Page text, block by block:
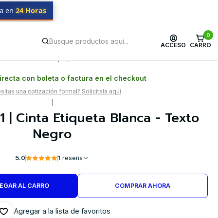
ACCESO
0
CARRO
en 24 Horas
con boleta o factura en el checkout
una cotización formal? Solicítala aquí
| Cinta Etiqueta Blanca - Texto
Negro
5.0 1 reseña
AL CARRO COMPRAR AHORA
Agregar a la lista de favoritos